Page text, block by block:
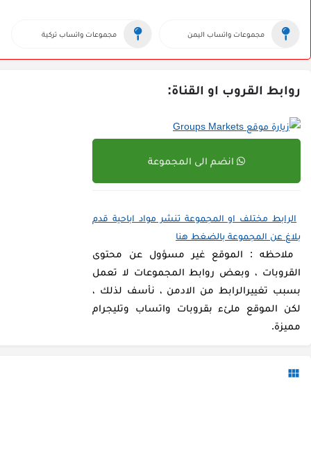
مجموعات واتساب اليمن مجموعات واتساب تركية
روابط القروب او القناة:
انضم الى المجموعة
الرابط مختلف او المجموعة تنشر مواد اباحية قدم
بلاغ عن المجموعة بالضغط هنا
ملاحظه : الموقع غير مسؤول عن محتوى
القروبات ، وبعض روابط المجموعات لا تعمل
بسبب تغييرالرابط من الادمن ، نأسف لذلك ،
لكن الموقع ملئء بقروبات واتساب وتليجرام
مميزة.